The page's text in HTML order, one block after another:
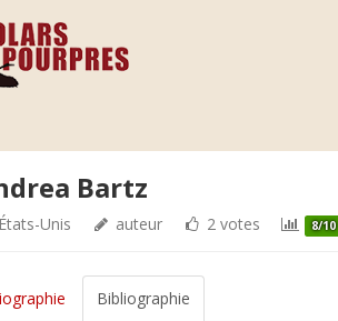
Bartz
États-Unis auteur 2 votes 8/10
Bibliographie